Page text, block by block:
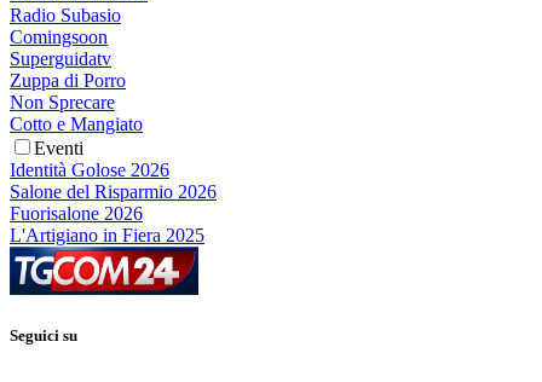
Radio Subasio
Comingsoon
Superguidatv
Zuppa di Porro
Non Sprecare
Cotto e Mangiato
Eventi
Identità Golose 2026
Salone del Risparmio 2026
Fuorisalone 2026
L'Artigiano in Fiera 2025
Seguici su